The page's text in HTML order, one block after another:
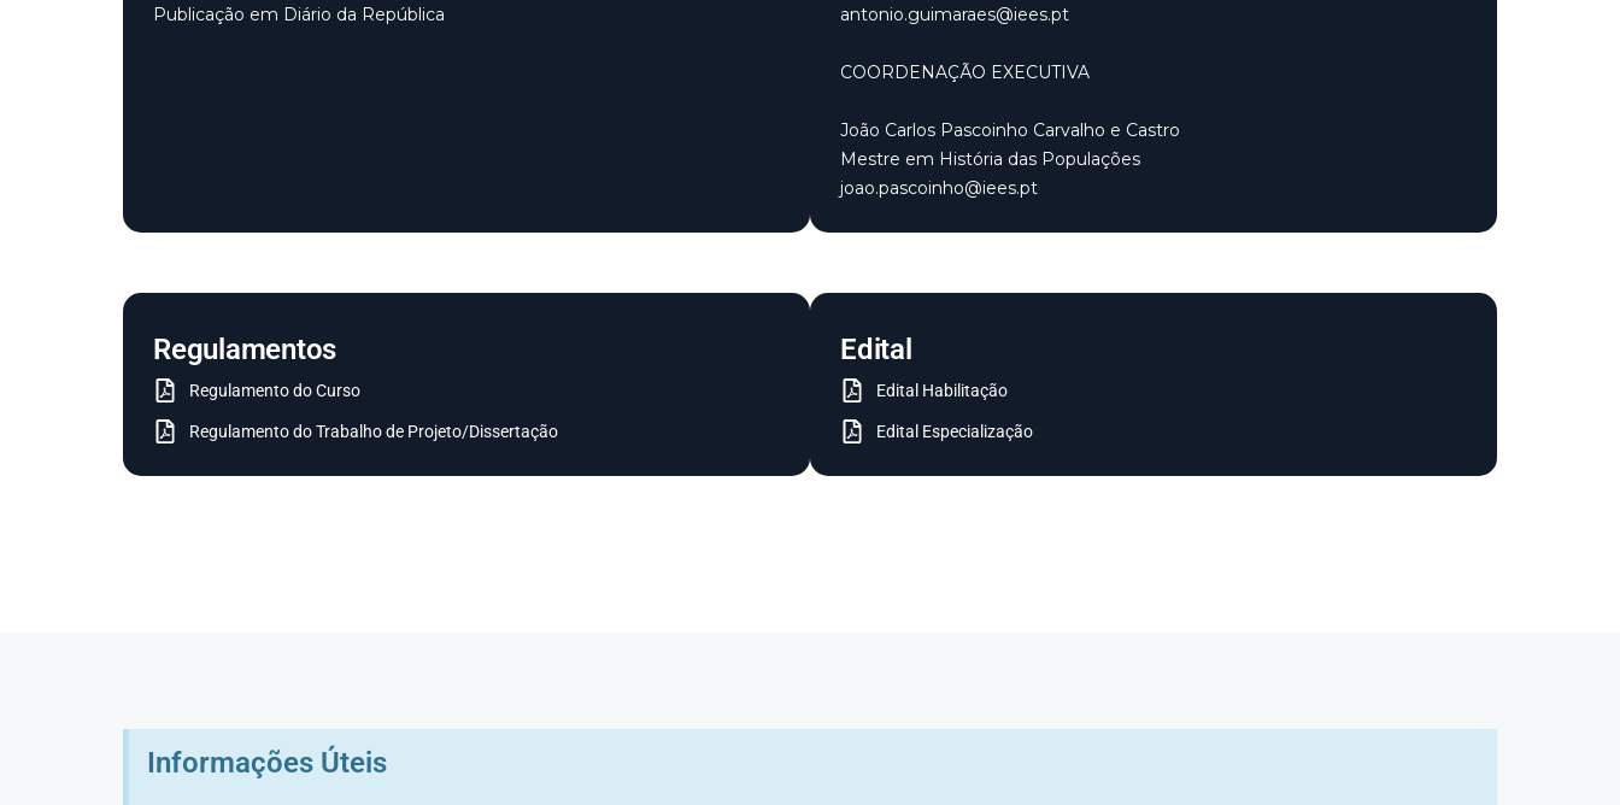
Publicação em Diário da República
antonio.guimaraes@iees.pt
COORDENAÇÃO EXECUTIVA
João Carlos Pascoinho Carvalho e Castro
Mestre em História das Populações
joao.pascoinho@iees.pt
Regulamentos
Regulamento do Curso
Regulamento do Trabalho de Projeto/Dissertação
Edital
Edital Habilitação
Edital Especialização
Informações Úteis​